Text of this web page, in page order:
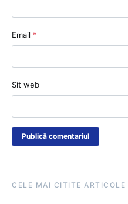
Email *
Sit web
CELE MAI CITITE ARTICOLE